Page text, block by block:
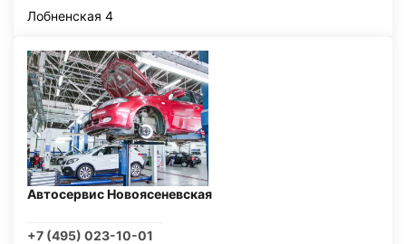
Лобненская 4
Автосервис Новоясеневская
+7 (495) 023-10-01